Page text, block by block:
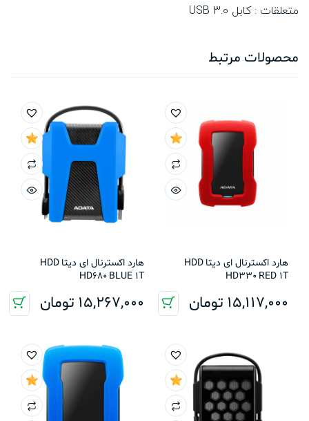
متعلقات : کابل USB 3.0
محصولات مرتبط
هارد اکسترنال ای دیتا HDD
HD330 RED 1T
15,117,000 تومان
هارد اکسترنال ای دیتا HDD
HD680 BLUE 1T
15,267,000 تومان